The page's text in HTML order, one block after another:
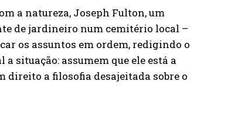
a natureza, Joseph Fulton, um
de jardineiro num cemitério local –
os assuntos em ordem, redigindo o
situação: assumem que ele está a
direito a filosofia desajeitada sobre o